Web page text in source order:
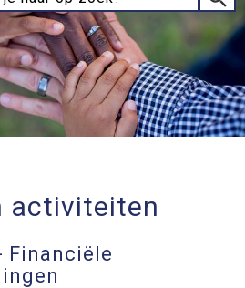
activiteiten
Financiële